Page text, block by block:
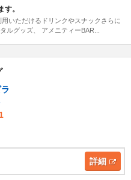
。
いただけるドリンクやスナックさらに
ルグッズ、 アメニティーBAR...
詳細